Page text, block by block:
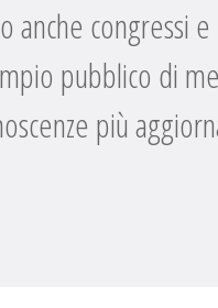
anche congressi e
pubblico di
più